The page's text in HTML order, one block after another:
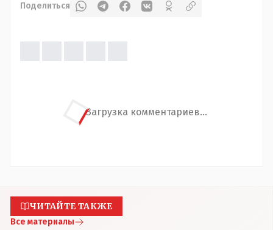
Поделиться
Загрузка комментариев...
ЧИТАЙТЕ ТАКЖЕ
Все материалы